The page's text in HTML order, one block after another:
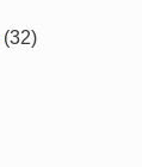
(32)